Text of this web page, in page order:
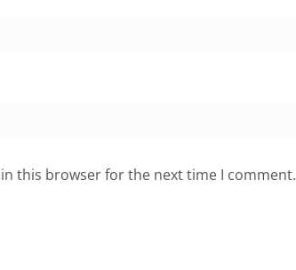
this browser for the next time I comment.